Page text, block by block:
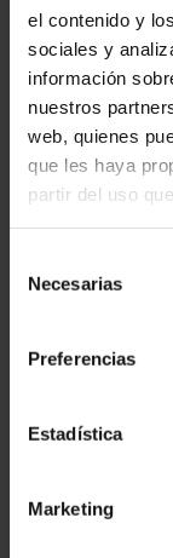
el contenido y
sociales y
información
nuestros
web, quienes
que les haya
partir del uso
Necesarias
Preferencias
Estadística
Marketing
encara no els ha
quan
contribuent pot tenir
Llegir més »
Hacienda y
Hacienda ya mira